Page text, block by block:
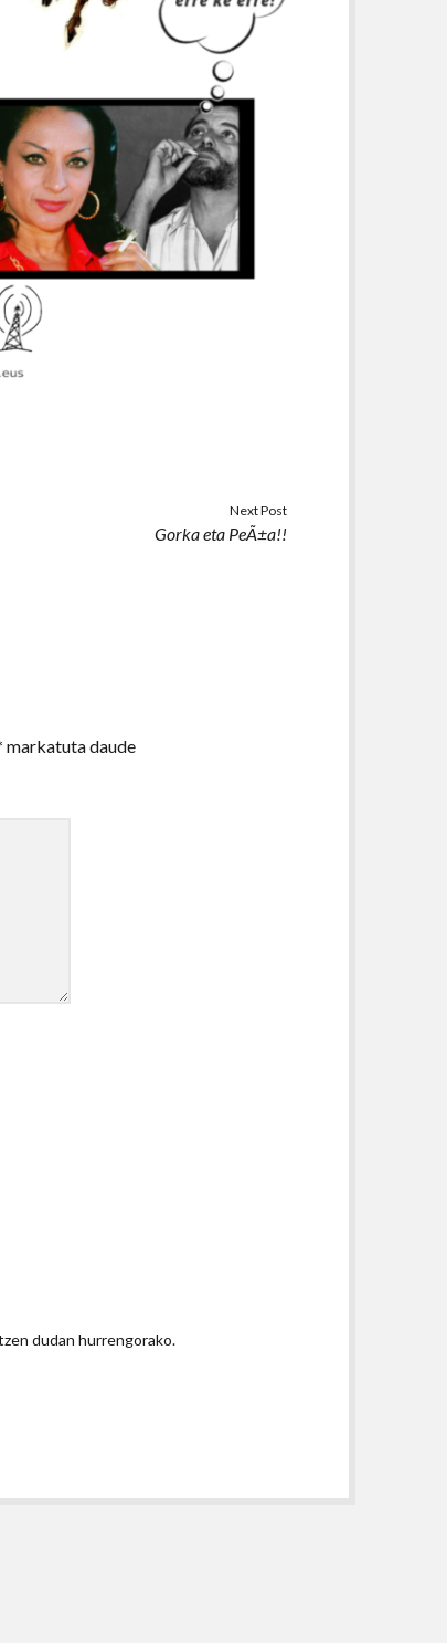
Next Post
Gorka eta PeÃ±a!!
markatuta daude
dudan hurrengorako.